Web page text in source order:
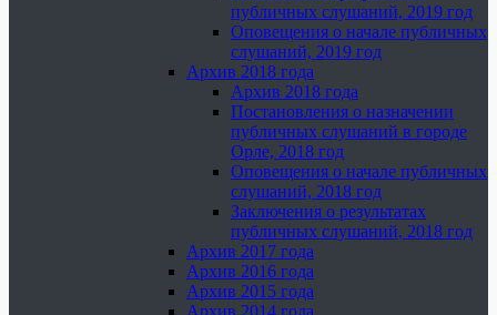
публичных слушаний, 2019 год
Оповещения о начале публичных
слушаний, 2019 год
Архив 2018 года
Архив 2018 года
Постановления о назначении
публичных слушаний в городе
Орле, 2018 год
Оповещения о начале публичных
слушаний, 2018 год
Заключения о результатах
публичных слушаний, 2018 год
Архив 2017 года
Архив 2016 года
Архив 2015 года
Архив 2014 года